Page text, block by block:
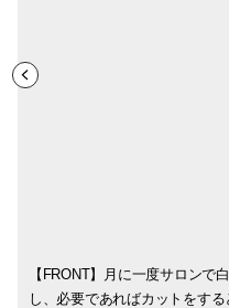
【FRONT】月に一度サロンで
し、必要であればカットをする
【SIDE】コンディショナーと
それぞれ一日おきに、頭皮美容
【BACK】毛先にゆるめのパー
軽さのあるニュアンスを楽しん